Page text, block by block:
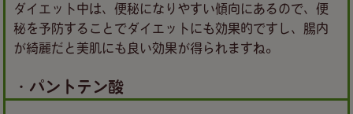
ダイエット中は、便秘になりやすい傾向にあるので、便
秘を予防することでダイエットにも効果的ですし、腸内
が綺麗だと美肌にも良い効果が得られますね。
・パントテン酸